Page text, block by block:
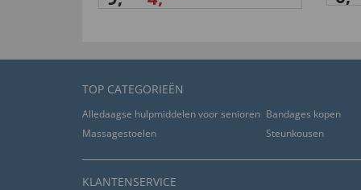
vanSiegfried T. door06.06.2023
nuttig (0) niet nuttig (0)
TOP CATEGORIEËN
Alledaagse hulpmiddelen voor senioren Bandages kopen
Massagestoelen
Steunkousen
KLANTENSERVICE